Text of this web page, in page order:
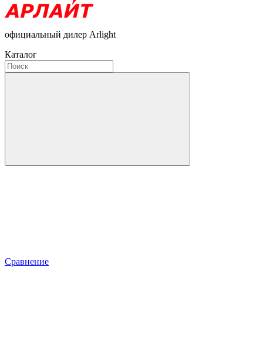
официальный дилер Arlight
Каталог
Сравнение